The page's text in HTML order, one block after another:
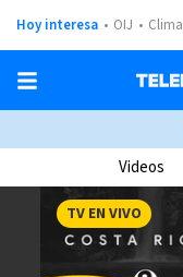
Hoy interesa OIJ Clima
Videos
TV EN VIVO